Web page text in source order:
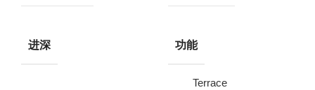
进深 功能
Terrace